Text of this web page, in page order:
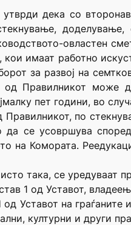
утврди дека со
овластен
кои имаат работно
за развој на
од Правилникот може
пет години, во
по
да се усовршува
на Комората.
така, се уредуваат
1 од Уставот,
од Уставот на
културни и други